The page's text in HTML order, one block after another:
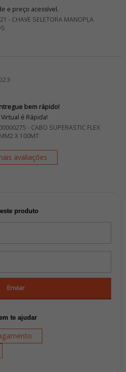
e preço acessível.
- CHAVE SELETORA MANOPLA
bem rápido!
é Rápida!
- CABO SUPERASTIC FLEX
X 100MT
avaliações
produto
Enviar
te ajudar